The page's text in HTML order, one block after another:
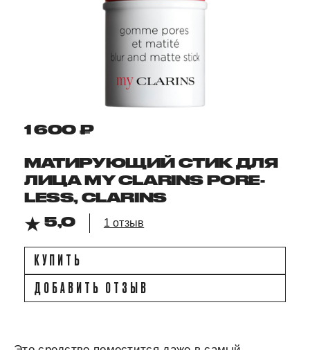
1 600 ₽
МАТИРУЮЩИЙ СТИК ДЛЯ
ЛИЦА MY CLARINS PORE-
LESS, CLARINS
5,0
1 отзыв
КУПИТЬ
ДОБАВИТЬ ОТЗЫВ